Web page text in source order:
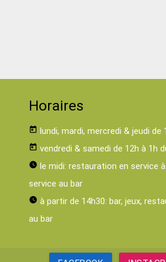
Horaires
today lundi, mardi, mercredi & jeudi de
today vendredi & samedi de 12h à 1h
watch_later le midi: restauration en service
service au bar
watch_later à partir de 14h30: bar, jeux,
au bar